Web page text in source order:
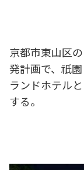
京都市東山区
発計画で、祇
ランドホテル
する。